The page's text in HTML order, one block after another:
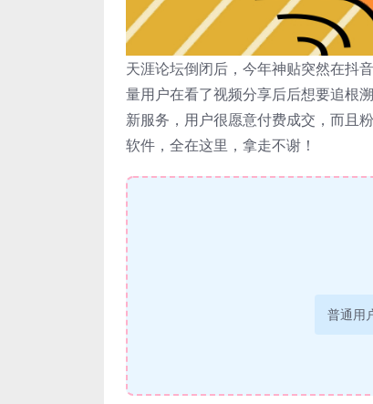
天涯论坛倒闭后，今年神贴突然在抖
量用户在看了视频分享后后想要追根
新服务，用户很愿意付费成交，而且
软件，全在这里，拿走不谢！
普通用